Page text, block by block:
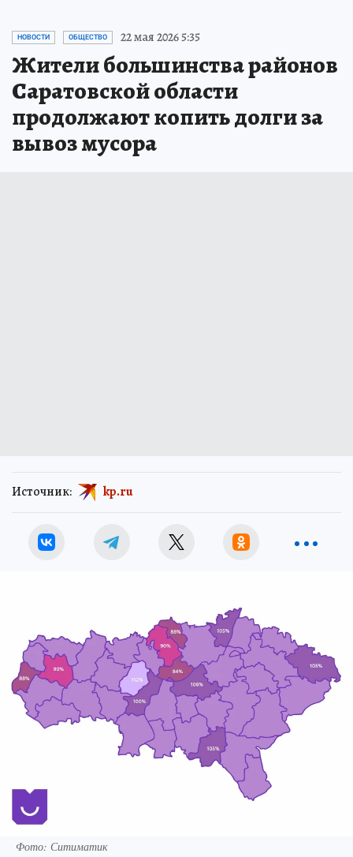
НОВОСТИ ОБЩЕСТВО 22 мая 2026 5:35
Жители большинства районов
Саратовской области
продолжают копить долги за
вывоз мусора
Источник: kp.ru
Фото: Ситиматик